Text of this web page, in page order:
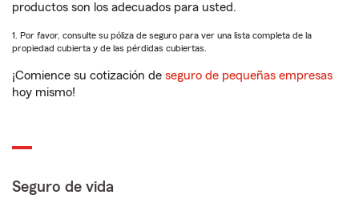
productos son los adecuados para usted.
1. Por favor, consulte su póliza de seguro para ver una lista completa de la
propiedad cubierta y de las pérdidas cubiertas.
¡Comience su cotización de seguro de pequeñas empresas
hoy mismo!
Seguro de vida